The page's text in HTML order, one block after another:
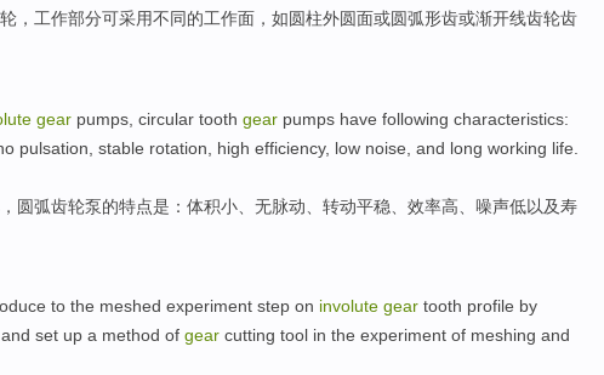
， 工作部分可采用不同的工作面 ， 如圆柱外圆面或圆弧形齿或渐开线齿轮齿
gear pumps, circular tooth gear pumps have following characteristics:
pulsation stable rotation high efficiency, low noise and long working life
圆弧齿轮泵的特点是： 体积小 无脉动 转动平稳 、效率高 噪声低以及寿
to the meshed experiment step on involute gear tooth profile by
and set up a method of gear cutting tool in the experiment of meshing and